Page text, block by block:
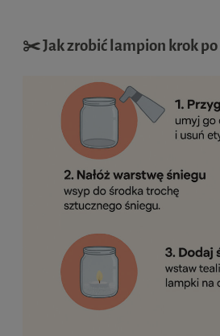
✂️ Jak zrobić lampion krok po